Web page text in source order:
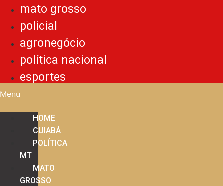
mato grosso
policial
agronegócio
política nacional
esportes
Menu
HOME
CUIABÁ
POLÍTICA
MT
MATO
GROSSO